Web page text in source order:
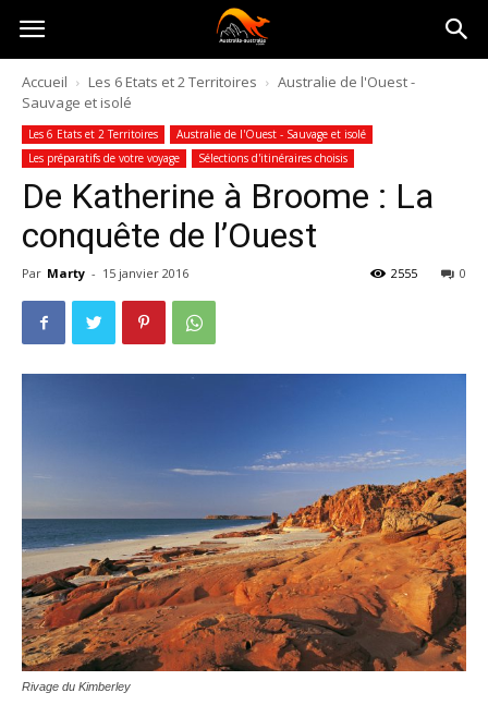
Australia-
australie.com
Accueil Les 6 Etats et 2 Territoires
Australie de l'Ouest -
Sauvage et isolé
Les 6 Etats et 2 Territoires
Australie de l'Ouest - Sauvage et isolé
Les préparatifs de votre voyage
Sélections d'itinéraires choisis
De Katherine à Broome : La
conquête de l’Ouest
Par Marty - 15 janvier 2016 0
2555
Rivage du Kimberley